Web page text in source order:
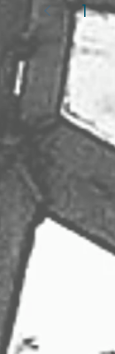
DEROFF...
1